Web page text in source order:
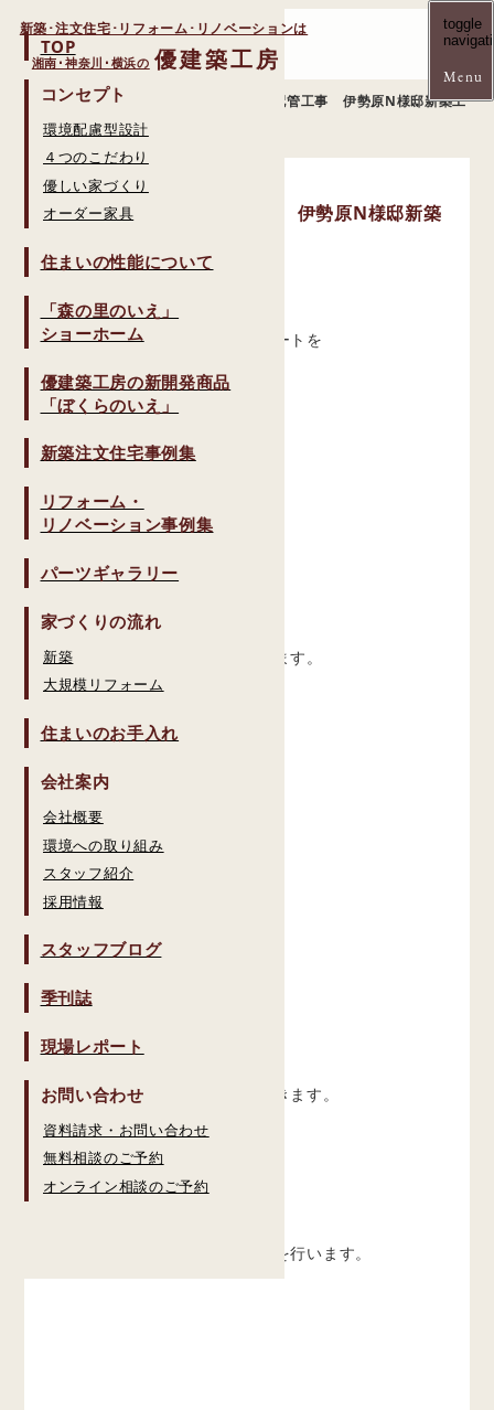
toggle
新築･注文住宅･リフォーム･リノベーションは
湘南･神奈川･横浜の 優建築工房
TOP
コンセプト
環境配慮型設計
４つのこだわり
優しい家づくり
オーダー家具
住まいの性能について
「森の里のいえ」
ショーホーム
優建築工房の新開発商品
「ぼくらのいえ」
新築注文住宅事例集
リフォーム・
リノベーション事例集
パーツギャラリー
家づくりの流れ
新築
大規模リフォーム
住まいのお手入れ
会社案内
会社概要
環境への取り組み
スタッフ紹介
採用情報
スタッフブログ
季刊誌
現場レポート
お問い合わせ
資料請求・お問い合わせ
無料相談のご予約
オンライン相談のご予約
Home現場レポート
基礎工事・外部設備配管工事 伊勢原N様邸新築工
2026.01.05
基礎工事・外部設備配管工事 伊勢原N様邸新築
こんにちは、工事部の鹿島です。
引き続き、新築工事の現場レポートを
お届けします。
今回は基礎工事の土間打ち、
外部設備配管工事。
前回、基礎が型枠の取り外しで
完了となりました。
残りは玄関内の土間打ちとなります。
コンクリートの打ち込み際には
このようにポンプを据え付けて
コンクリートを流し込みます。
土間打ち後。
最終的にはタイルで仕上がってきます。
これで基礎屋さんによる全ての
上棟までの間に外部の施工配管を行います。